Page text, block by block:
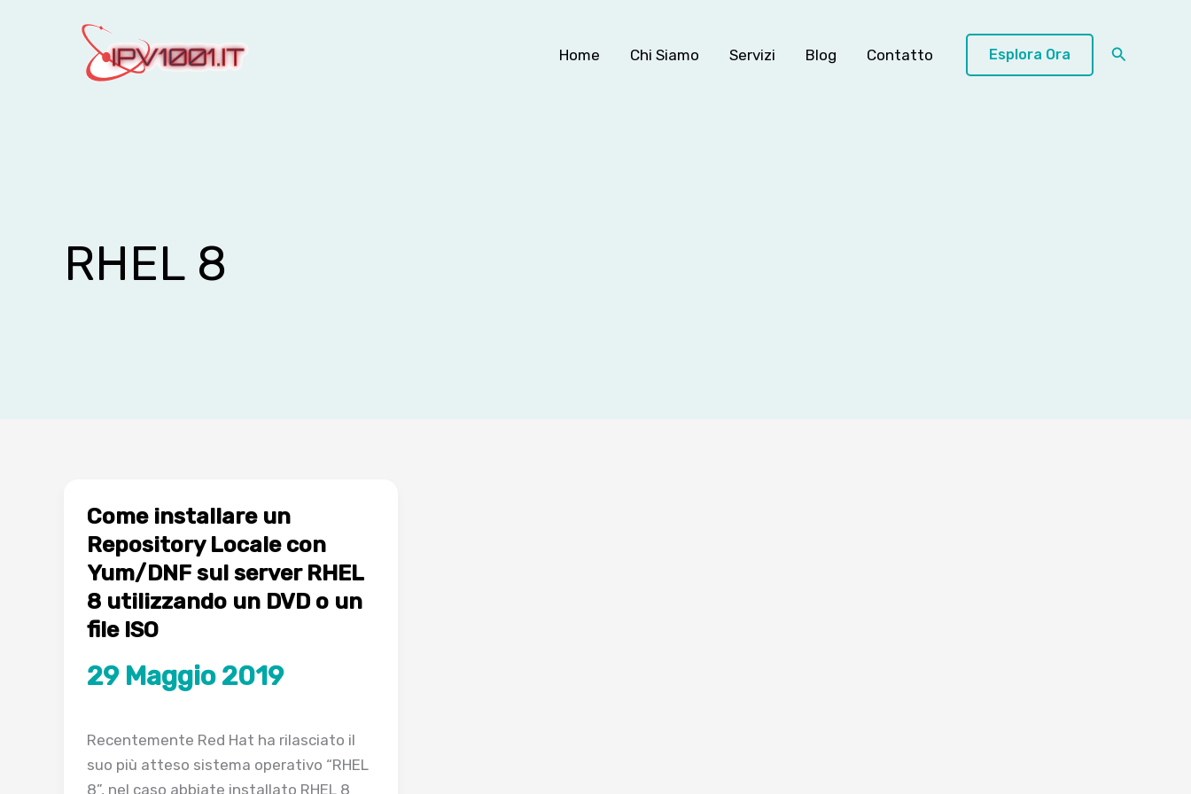
Home Chi Siamo Servizi Blog Contatto Esplora Ora Cerca
RHEL 8
Come installare un
Repository Locale con
Yum/DNF sul server RHEL
8 utilizzando un DVD o un
file ISO
29 Maggio 2019
Recentemente Red Hat ha rilasciato il
suo più atteso sistema operativo “RHEL
8”, nel caso abbiate installato RHEL 8